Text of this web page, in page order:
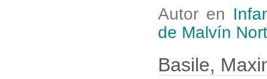
Autor en
de Malvín
Basile,